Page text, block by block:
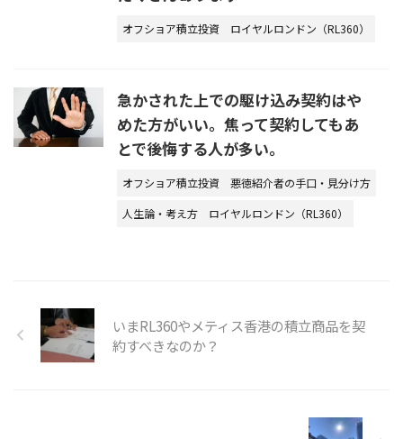
オフショア積立投資 ロイヤルロンドン（RL360）
急かされた上での駆け込み契約はや
めた方がいい。焦って契約してもあ
とで後悔する人が多い。
オフショア積立投資
悪徳紹介者の手口・見分け方
人生論・考え方
ロイヤルロンドン（RL360）
いまRL360やメティス香港の積立商品を契
約すべきなのか？